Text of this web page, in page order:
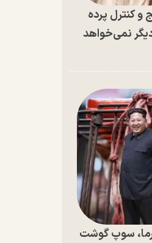
از ۱۴ سال رنج و کنترل پرده
نمی‌خواهد
سوپ گوشت